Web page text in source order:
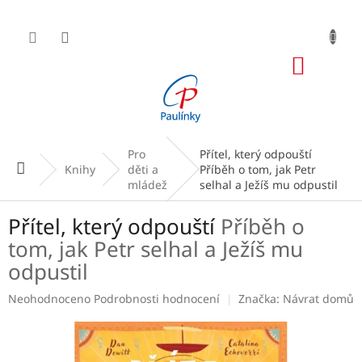
obsah
Domů Knihy
Pro
děti a
mládež
Přítel, který odpouští
Příběh o tom, jak Petr
selhal a Ježíš mu odpustil
Přítel, který odpouští Příběh o
tom, jak Petr selhal a Ježíš mu
odpustil
Průměrné
Neohodnoceno Podrobnosti hodnocení Značka: Návrat domů